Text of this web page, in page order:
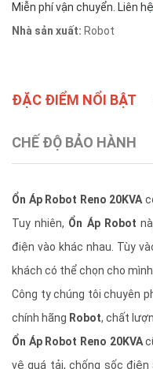
Miễn phí vận chuyển. Liên hệ
Nhà sản xuất: Robot
ĐẶC ĐIỂM NỔI BẬT
CHẾ ĐỘ BẢO HÀNH
Ổn Áp Robot Reno 20KVA
Tuy nhiên, Ổn Áp Robot
điện vào khác nhau. Tùy
khách có thể chọn cho
Công ty chúng tôi chuyên
chính hãng Robot, chất
Ổn Áp Robot Reno 20KVA
vệ quá tải, chống sốc